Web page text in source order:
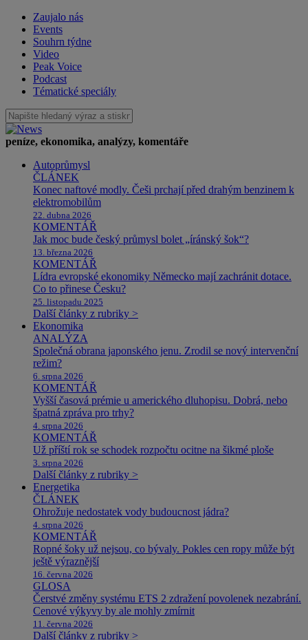
Zaujalo nás
Events
Souhrn týdne
Video
Peak Voice
Podcast
Tématické speciály
peníze, ekonomika, analýzy, komentáře
Autoprůmysl
ČLÁNEK
Konec naftové modly. Češi prchají před drahým benzinem k
elektromobilům
22. dubna 2026
KOMENTÁŘ
Jak moc bude český průmysl bolet „íránský šok“?
13. března 2026
KOMENTÁŘ
Lídra evropské ekonomiky Německo mají zachránit dotace.
Co to přinese Česku?
25. listopadu 2025
Další články z rubriky >
Ekonomika
ANALÝZA
Společná obrana japonského jenu. Zrodil se nový intervenční
režim?
6. srpna 2026
KOMENTÁŘ
Vyšší časová prémie u amerického dluhopisu. Dobrá, nebo
špatná zpráva pro trhy?
4. srpna 2026
KOMENTÁŘ
Už příští rok se schodek rozpočtu ocitne na šikmé ploše
3. srpna 2026
Další články z rubriky >
Energetika
ČLÁNEK
Ohrožuje nedostatek vody budoucnost jádra?
4. srpna 2026
KOMENTÁŘ
Ropné šoky už nejsou, co bývaly. Pokles cen ropy může být
ještě výraznější
16. června 2026
GLOSA
Čerstvé změny systému ETS 2 zdražení povolenek nezabrání.
Cenové výkyvy by ale mohly zmírnit
11. června 2026
Další články z rubriky >